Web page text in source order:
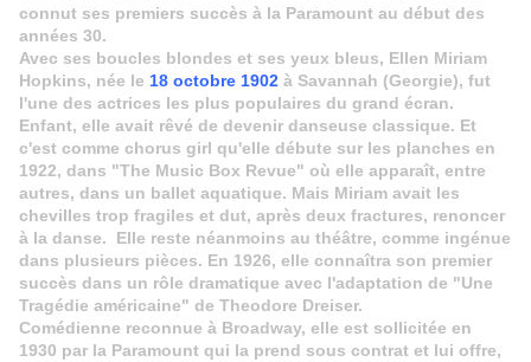
connut ses premiers succès à la Paramount au début des
années 30.
Avec ses boucles blondes et ses yeux bleus, Ellen Miriam
Hopkins, née le 18 octobre 1902 à Savannah (Georgie), fut
l'une des actrices les plus populaires du grand écran.
Enfant, elle avait rêvé de devenir danseuse classique. Et
c'est comme chorus girl qu'elle débute sur les planches en
1922, dans "The Music Box Revue" où elle apparaît, entre
autres, dans un ballet aquatique. Mais Miriam avait les
chevilles trop fragiles et dut, après deux fractures, renoncer
à la danse. Elle reste néanmoins au théâtre, comme ingénue
dans plusieurs pièces. En 1926, elle connaîtra son premier
succès dans un rôle dramatique avec l'adaptation de "Une
Tragédie américaine" de Theodore Dreiser.
Comédienne reconnue à Broadway, elle est sollicitée en
1930 par la Paramount qui la prend sous contrat et lui offre,